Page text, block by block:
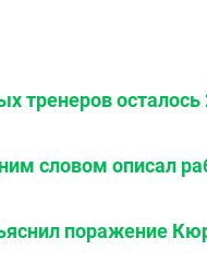
тренеров
словом описал
поражение